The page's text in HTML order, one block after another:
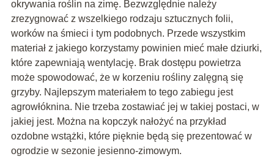
okrywania roślin na zimę. Bezwzględnie należy
zrezygnować z wszelkiego rodzaju sztucznych folii,
worków na śmieci i tym podobnych. Przede wszystkim
materiał z jakiego korzystamy powinien mieć małe dziurki,
które zapewniają wentylację. Brak dostępu powietrza
może spowodować, że w korzeniu rośliny zalęgną się
grzyby. Najlepszym materiałem to tego zabiegu jest
agrowłóknina. Nie trzeba zostawiać jej w takiej postaci, w
jakiej jest. Można na kopczyk nałożyć na przykład
ozdobne wstążki, które pięknie będą się prezentować w
ogrodzie w sezonie jesienno-zimowym.